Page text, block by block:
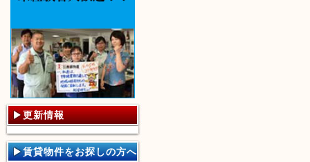
更新情報
賃貸物件をお探しの方へ